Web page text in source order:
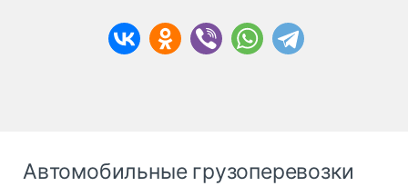
Автомобильные грузоперевозки